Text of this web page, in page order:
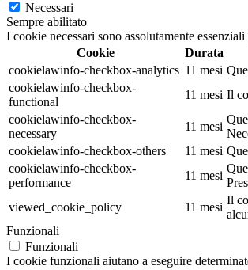
Necessari
Sempre abilitato
I cookie necessari sono assolutamente
Cookie
Durata
cookielawinfo-checkbox-analytics 11 mesi
cookielawinfo-checkbox-
functional
11 mesi Il
cookielawinfo-checkbox-
necessary
11 mesi
cookielawinfo-checkbox-others
11 mesi
cookielawinfo-checkbox-
performance
11 mesi
viewed_cookie_policy
11 mesi
Il
Funzionali
Funzionali
I cookie funzionali aiutano a eseguire